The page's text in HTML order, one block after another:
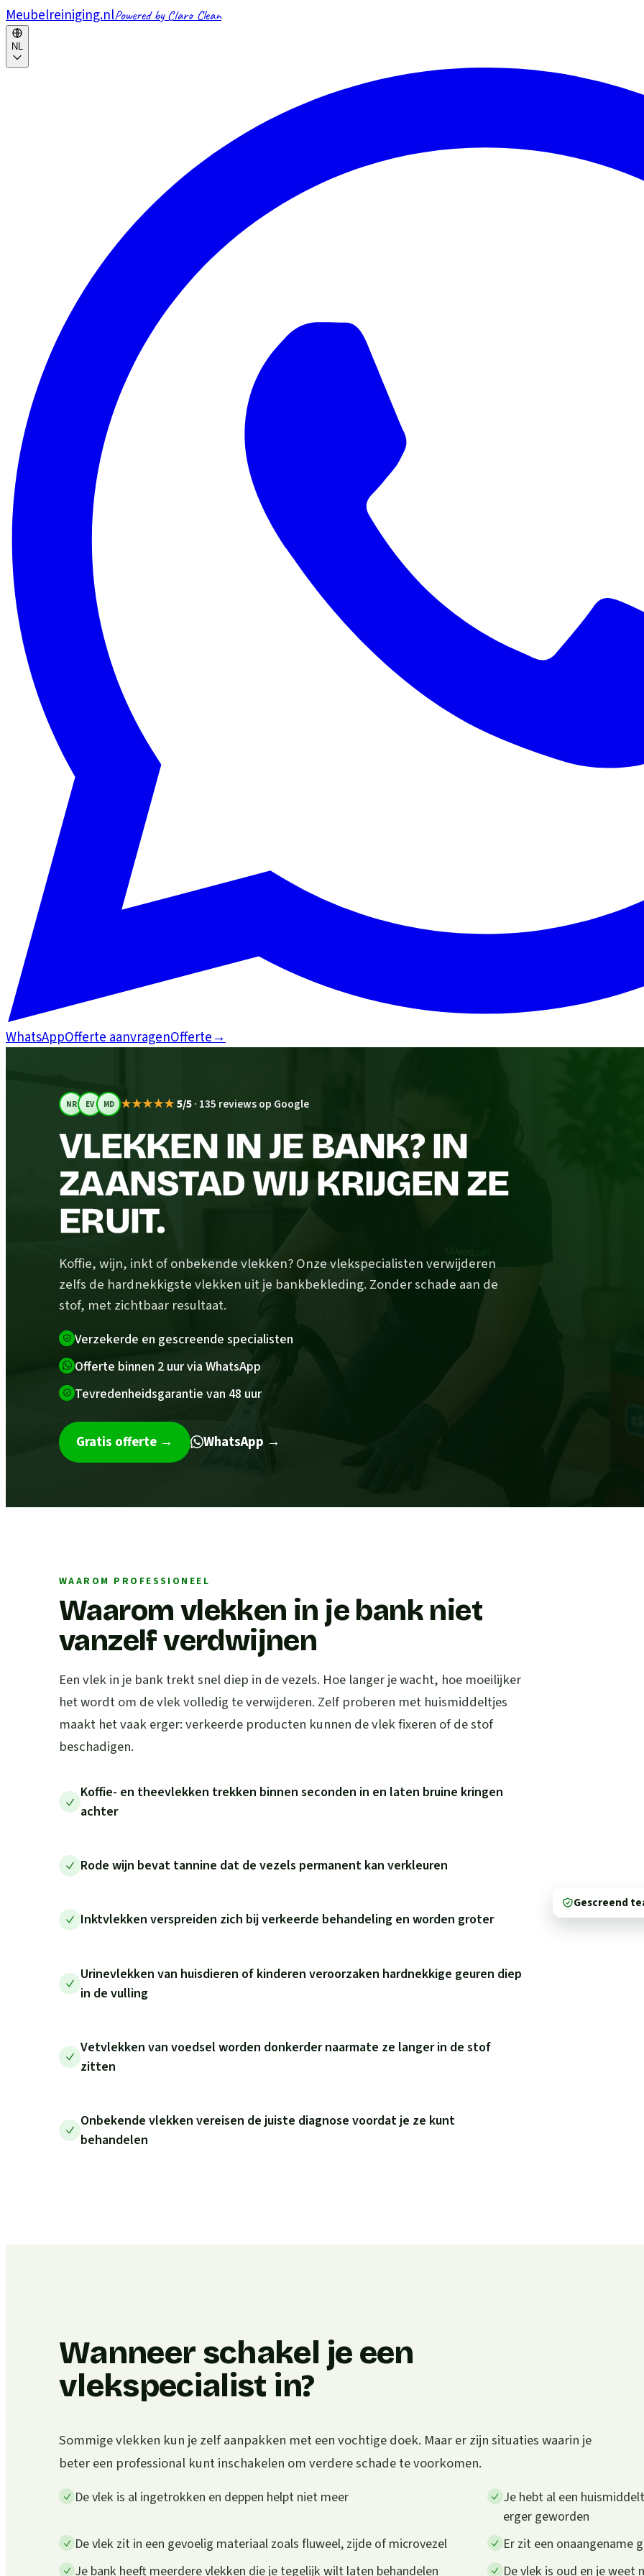
Meubelreiniging.nlPowered by Claro Clean
NL
WhatsAppOfferte aanvragenOfferte→
NR EV MD ★★★★★5/5· 135 reviews op Google
VLEKKEN IN JE BANK? IN
ZAANSTAD WIJ KRIJGEN ZE
ERUIT.
Koffie, wijn, inkt of onbekende vlekken? Onze vlekspecialisten verwijderen
zelfs de hardnekkigste vlekken uit je bankbekleding. Zonder schade aan de
stof, met zichtbaar resultaat.
Verzekerde en gescreende specialisten
Offerte binnen 2 uur via WhatsApp
Tevredenheidsgarantie van 48 uur
Gratis offerte → WhatsApp →
WAAROM PROFESSIONEEL
Waarom vlekken in je bank niet
vanzelf verdwijnen
Een vlek in je bank trekt snel diep in de vezels. Hoe langer je wacht, hoe moeilijker
het wordt om de vlek volledig te verwijderen. Zelf proberen met huismiddeltjes
maakt het vaak erger: verkeerde producten kunnen de vlek fixeren of de stof
beschadigen.
Koffie- en theevlekken trekken binnen seconden in en laten bruine kringen
achter
Rode wijn bevat tannine dat de vezels permanent kan verkleuren
Inktvlekken verspreiden zich bij verkeerde behandeling en worden groter
Urinevlekken van huisdieren of kinderen veroorzaken hardnekkige geuren diep
in de vulling
Vetvlekken van voedsel worden donkerder naarmate ze langer in de stof
zitten
Onbekende vlekken vereisen de juiste diagnose voordat je ze kunt
behandelen
Gescreend
Wanneer schakel je een
vlekspecialist in?
Sommige vlekken kun je zelf aanpakken met een vochtige doek. Maar er zijn situaties waarin je
beter een professional kunt inschakelen om verdere schade te voorkomen.
De vlek is al ingetrokken en deppen helpt niet meer
Je hebt al een
erger geworden
De vlek zit in een gevoelig materiaal zoals fluweel, zijde of microvezel
Er zit een onaangename
Je bank heeft meerdere vlekken die je tegelijk wilt laten behandelen
De vlek is oud en je weet